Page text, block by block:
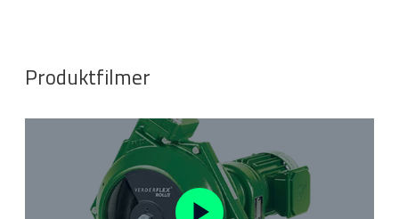
Produktfilmer